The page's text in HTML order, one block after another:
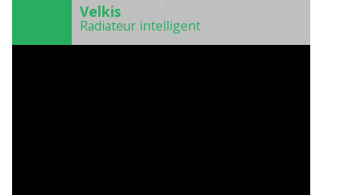
Velkis
Radiateur intelligent